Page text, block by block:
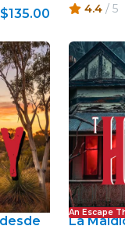
$135.00 4.4 / 5
An Escape
La